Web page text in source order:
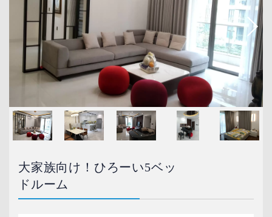
大家族向け！ひろーい5ベッ
ドルーム